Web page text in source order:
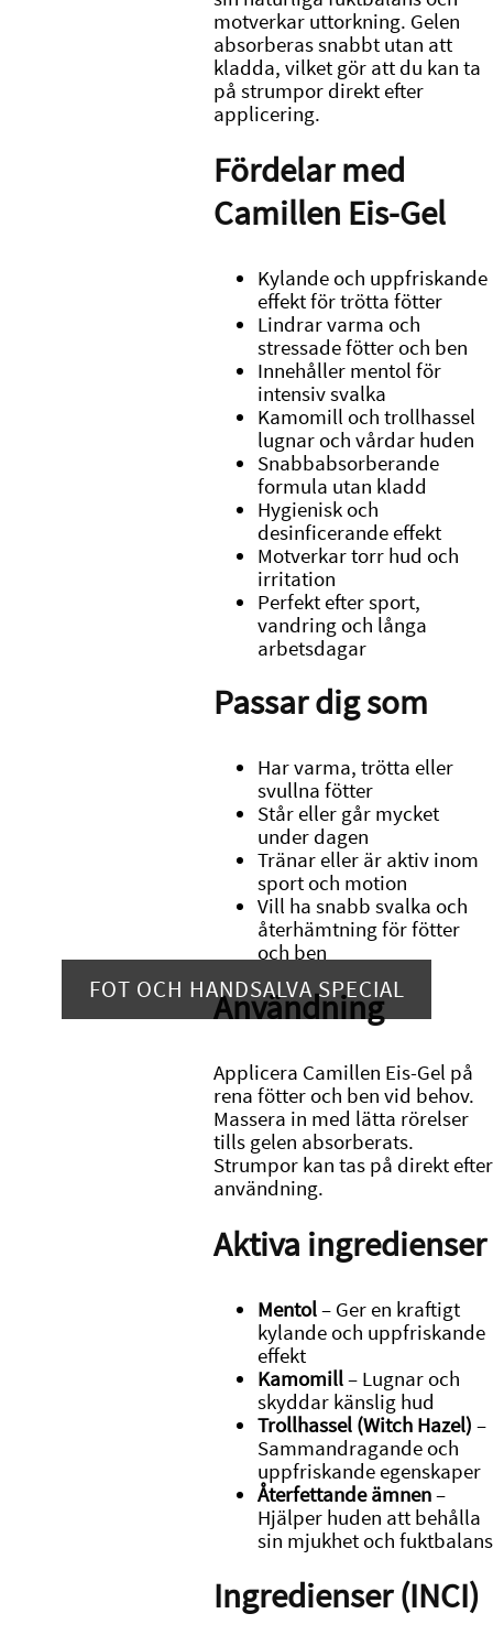
motverkar uttorkning. Gelen
absorberas snabbt utan att
kladda, vilket gör att du kan ta
på strumpor direkt efter
applicering.
Fördelar med
Camillen Eis-Gel
Kylande och uppfriskande
effekt för trötta fötter
Lindrar varma och
stressade fötter och ben
Innehåller mentol för
intensiv svalka
Kamomill och trollhassel
lugnar och vårdar huden
Snabbabsorberande
formula utan kladd
Hygienisk och
desinficerande effekt
Motverkar torr hud och
irritation
Perfekt efter sport,
vandring och långa
arbetsdagar
Passar dig som
Har varma, trötta eller
svullna fötter
Står eller går mycket
under dagen
Tränar eller är aktiv inom
sport och motion
Vill ha snabb svalka och
återhämtning för fötter
och ben
Användning
Applicera Camillen Eis-Gel på
rena fötter och ben vid behov.
Massera in med lätta rörelser
tills gelen absorberats.
Strumpor kan tas på direkt efter
användning.
Aktiva ingredienser
Mentol– Ger en kraftigt
kylande och uppfriskande
effekt
Kamomill– Lugnar och
skyddar känslig hud
Trollhassel (Witch Hazel) –
Sammandragande och
uppfriskande egenskaper
Återfettande ämnen–
Hjälper huden att behålla
sin mjukhet och fuktbalans
Ingredienser (INCI)
FOT OCH HANDSALVA SPECIAL